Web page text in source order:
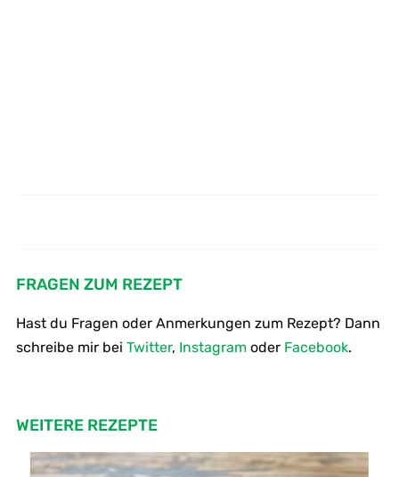
FRAGEN ZUM REZEPT
Hast du Fragen oder Anmerkungen zum Rezept? Dann
schreibe mir bei Twitter, Instagramoder Facebook.
WEITERE REZEPTE